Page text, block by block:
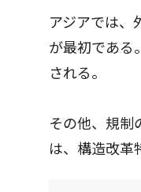
アジアでは、
が最初である
される。
その他、規制
は、構造改革